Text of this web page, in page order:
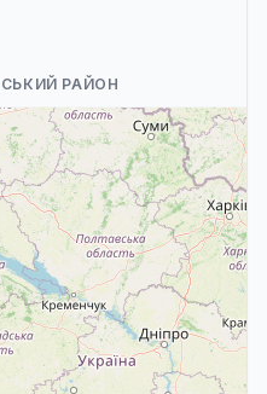
РАЙОН